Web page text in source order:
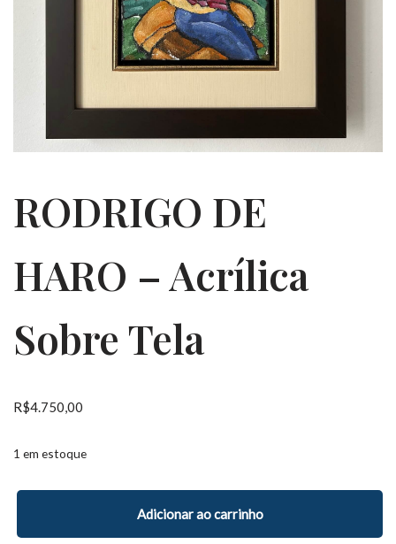
RODRIGO DE
HARO – Acrílica
Sobre Tela
R$4.750,00
1 em estoque
Adicionar ao carrinho